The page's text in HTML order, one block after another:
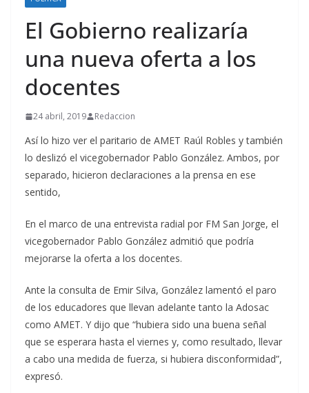
El Gobierno realizaría
una nueva oferta a los
docentes
24 abril, 2019 Redaccion
Así lo hizo ver el paritario de AMET Raúl Robles y también
lo deslizó el vicegobernador Pablo González. Ambos, por
separado, hicieron declaraciones a la prensa en ese
sentido,
En el marco de una entrevista radial por FM San Jorge, el
vicegobernador Pablo González admitió que podría
mejorarse la oferta a los docentes.
Ante la consulta de Emir Silva, González lamentó el paro
de los educadores que llevan adelante tanto la Adosac
como AMET. Y dijo que “hubiera sido una buena señal
que se esperara hasta el viernes y, como resultado, llevar
a cabo una medida de fuerza, si hubiera disconformidad”,
expresó.